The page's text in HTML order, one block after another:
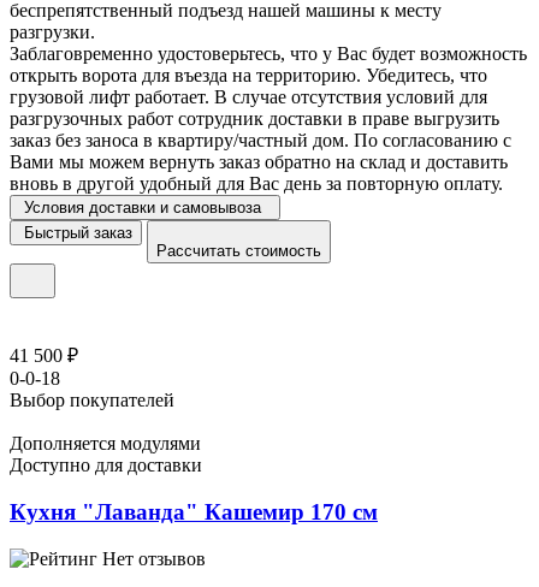
беспрепятственный подъезд нашей машины к месту
разгрузки.
Заблаговременно удостоверьтесь, что у Вас будет возможность
открыть ворота для въезда на территорию. Убедитесь, что
грузовой лифт работает. В случае отсутствия условий для
разгрузочных работ сотрудник доставки в праве выгрузить
заказ без заноса в квартиру/частный дом. По согласованию с
Вами мы можем вернуть заказ обратно на склад и доставить
вновь в другой удобный для Вас день за повторную оплату.
Условия доставки и самовывоза
Быстрый заказ
Рассчитать стоимость
41 500 ₽
0-0-18
Выбор покупателей
Дополняется модулями
Доступно для доставки
Кухня "Лаванда" Кашемир 170 см
Нет отзывов